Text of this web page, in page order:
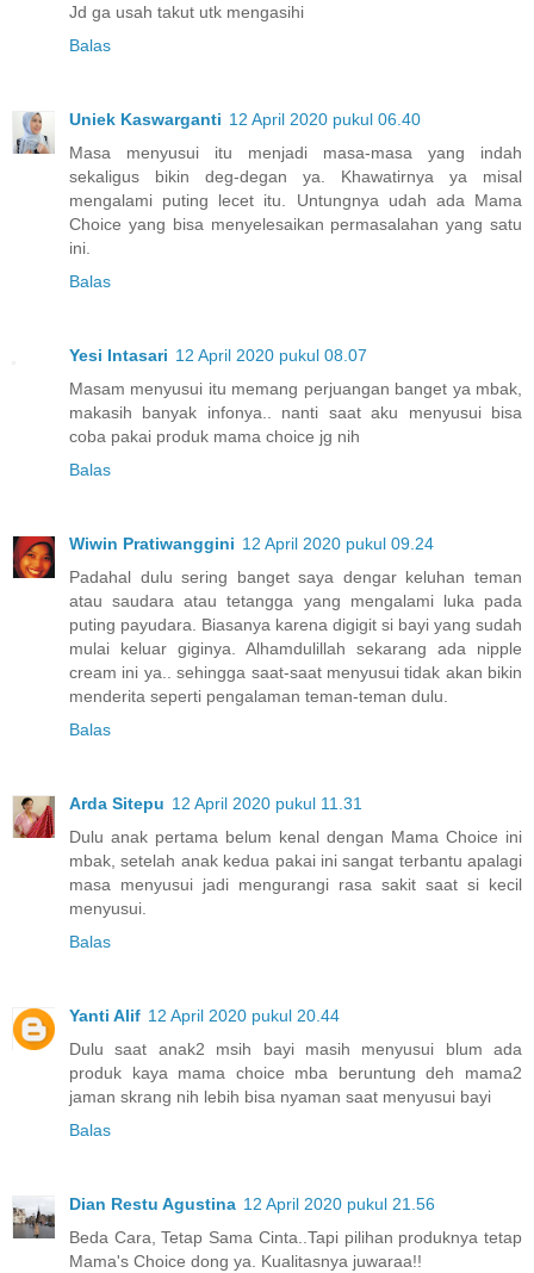
Jd ga usah takut utk mengasihi
Balas
Uniek Kaswarganti 12 April 2020 pukul 06.40
Masa menyusui itu menjadi masa-masa yang indah
sekaligus bikin deg-degan ya. Khawatirnya ya misal
mengalami puting lecet itu. Untungnya udah ada Mama
Choice yang bisa menyelesaikan permasalahan yang satu
ini.
Balas
Yesi Intasari 12 April 2020 pukul 08.07
Masam menyusui itu memang perjuangan banget ya mbak,
makasih banyak infonya.. nanti saat aku menyusui bisa
coba pakai produk mama choice jg nih
Balas
Wiwin Pratiwanggini 12 April 2020 pukul 09.24
Padahal dulu sering banget saya dengar keluhan teman
atau saudara atau tetangga yang mengalami luka pada
puting payudara. Biasanya karena digigit si bayi yang sudah
mulai keluar giginya. Alhamdulillah sekarang ada nipple
cream ini ya.. sehingga saat-saat menyusui tidak akan bikin
menderita seperti pengalaman teman-teman dulu.
Balas
Arda Sitepu 12 April 2020 pukul 11.31
Dulu anak pertama belum kenal dengan Mama Choice ini
mbak, setelah anak kedua pakai ini sangat terbantu apalagi
masa menyusui jadi mengurangi rasa sakit saat si kecil
menyusui.
Balas
Yanti Alif 12 April 2020 pukul 20.44
Dulu saat anak2 msih bayi masih menyusui blum ada
produk kaya mama choice mba beruntung deh mama2
jaman skrang nih lebih bisa nyaman saat menyusui bayi
Balas
Dian Restu Agustina 12 April 2020 pukul 21.56
Beda Cara, Tetap Sama Cinta..Tapi pilihan produknya tetap
Mama's Choice dong ya. Kualitasnya juwaraa!!